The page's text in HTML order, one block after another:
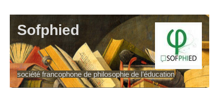
Sofphied
société francophone de philosophie de l’éducation